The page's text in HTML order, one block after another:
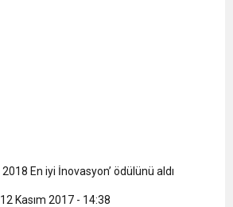
12 Kasım 2017 - 14:38